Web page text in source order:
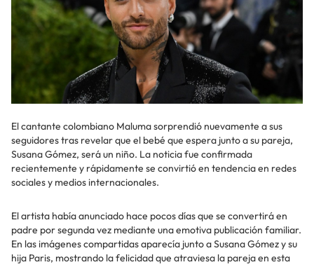
El cantante colombiano Maluma sorprendió nuevamente a sus
seguidores tras revelar que el bebé que espera junto a su pareja,
Susana Gómez, será un niño. La noticia fue confirmada
recientemente y rápidamente se convirtió en tendencia en redes
sociales y medios internacionales.
El artista había anunciado hace pocos días que se convertirá en
padre por segunda vez mediante una emotiva publicación familiar.
En las imágenes compartidas aparecía junto a Susana Gómez y su
hija Paris, mostrando la felicidad que atraviesa la pareja en esta